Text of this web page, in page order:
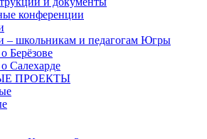
конференции
– школьникам и педагогам Югры
Берёзове
Салехарде
ПРОЕКТЫ